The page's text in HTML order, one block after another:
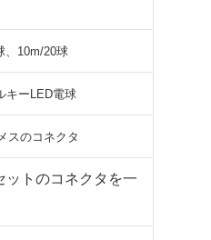
、10m/20球
キーLED電球
スのコネクタ
ットのコネクタを一